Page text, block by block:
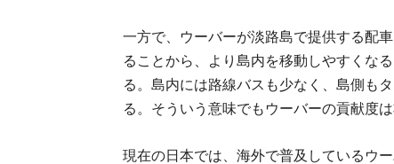
一方で、ウーバーが淡路島で提供する配
ることから、より島内を移動しやすくな
る。島内には路線バスも少なく、島側も
る。そういう意味でもウーバーの貢献度は
現在の日本では、海外で普及しているウ